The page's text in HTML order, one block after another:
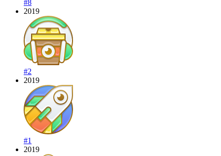
#8
2019
#2
2019
#1
2019